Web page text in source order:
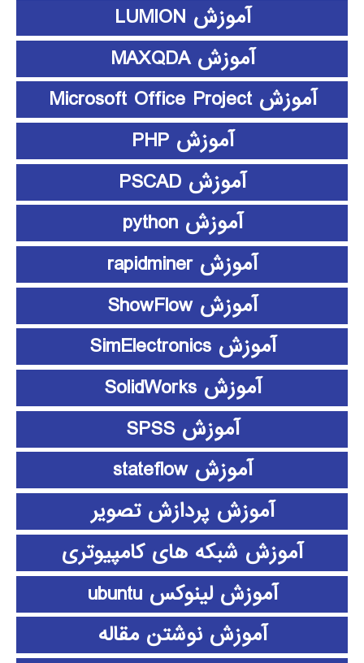
آموزش LUMION
آموزش MAXQDA
آموزش Microsoft Office Project
آموزش PHP
آموزش PSCAD
آموزش python
آموزش rapidminer
آموزش ShowFlow
آموزش SimElectronics
آموزش SolidWorks
آموزش SPSS
آموزش stateflow
آموزش پردازش تصویر
آموزش شبکه های کامپیوتری
آموزش لینوکس ubuntu
آموزش نوشتن مقاله